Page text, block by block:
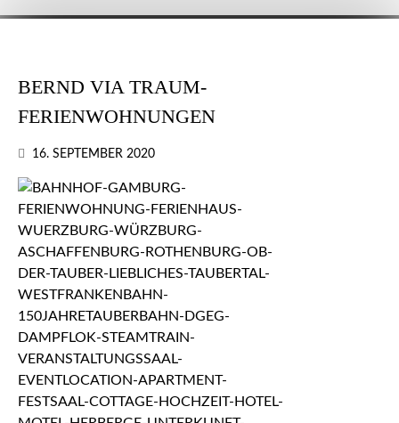
BERND VIA TRAUM-
FERIENWOHNUNGEN
16. SEPTEMBER 2020